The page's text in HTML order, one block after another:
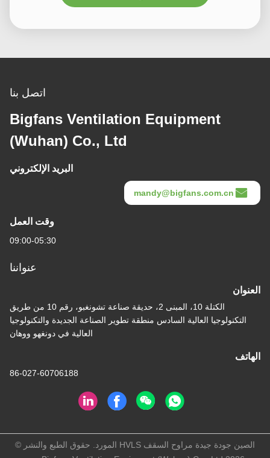
اتصل بنا
Bigfans Ventilation Equipment
(Wuhan) Co., Ltd
البريد الإلكتروني
mandy@bigfans.com.cn
وقت العمل
09:00-05:30
عنواننا
العنوان
الكتلة 10، المبنى 2، حديقة صناعة تشونغبو، رقم 10 من طريق
التكنولوجيا العالية السادس منطقة تطوير الصناعة الجديدة والتكنولوجيا
العالية في دونغهو ووهان
الهاتف
86-027-60706188
الصين جودة جيدة مراوح السقف HVLS المورد. حقوق الطبع والنشر ©